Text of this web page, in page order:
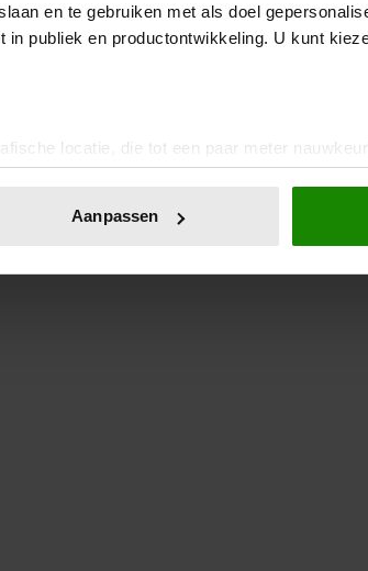
en te gebruiken met als doel
in publiek en productontwikkeling. U kunt
locatie, die tot een paar meter
te scannen op specifieke eigenschappen
in de Cookieverklaring.
te personaliseren, om functies voor
kunnen deze gegevens combineren met
van uw gebruik van hun services. U gaat
Aanpassen